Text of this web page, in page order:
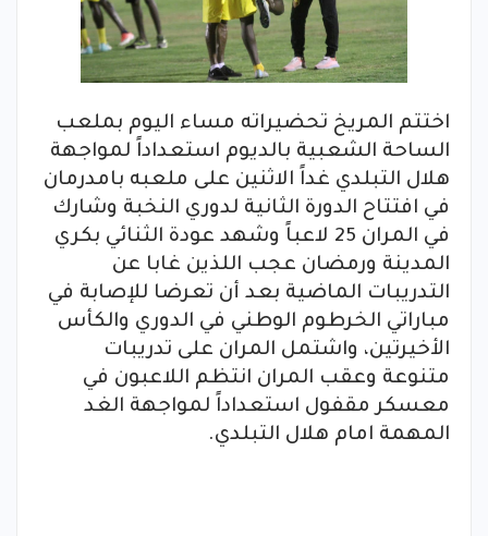
اختتم المريخ تحضيراته مساء اليوم بملعب
الساحة الشعبية بالديوم استعداداً لمواجهة
هلال التبلدي غداً الاثنين على ملعبه بامدرمان
في افتتاح الدورة الثانية لدوري النخبة وشارك
في المران 25 لاعباً وشهد عودة الثنائي بكري
المدينة ورمضان عجب اللذين غابا عن
التدريبات الماضية بعد أن تعرضا للإصابة في
مباراتي الخرطوم الوطني في الدوري والكأس
الأخيرتين، واشتمل المران على تدريبات
متنوعة وعقب المران انتظم اللاعبون في
معسكر مقفول استعداداً لمواجهة الغد
المهمة امام هلال التبلدي.